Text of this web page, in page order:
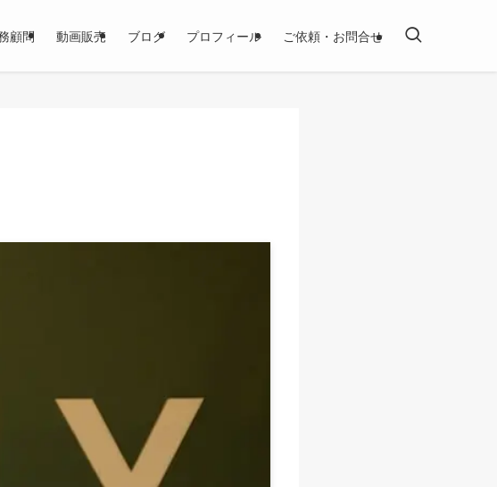
顧問 動画販売 ブログ プロフィール ご依頼・お問合せ